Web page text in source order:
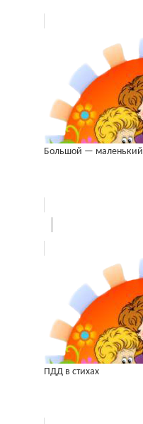
Большой — маленький
ПДД в стихах